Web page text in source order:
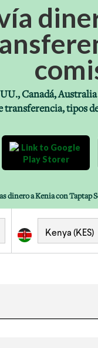
Canadá,
transferencia, tipos
dinero a Kenia con Taptap